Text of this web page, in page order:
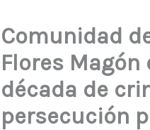
Comunidad
Flores
década de
persecución